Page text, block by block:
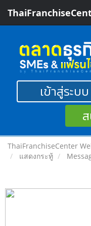
เข้าสู่ระบบ
ThaiFranchiseCenter
แสดงกระทู้